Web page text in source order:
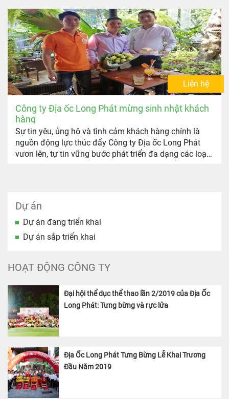
và kế hoạch phát triển dự án kinh doanh Quý II và III
năm 2019 với chủ đề “Đêm hội tụ – Kết nối sức mạnh”
được diễn ra tại CocoBay – Đà Nẵng, đánh dấu một
chặng đường phát triển và gặt hái nhiều thành công
của Long Phát.
Liên hệ
Công ty Địa ốc Long Phát mừng sinh nhật khách
hàng
Sự tin yêu, ủng hộ và tình cảm khách hàng chính là
nguồn động lực thúc đẩy Công ty Địa ốc Long Phát
vươn lên, tự tin vững bước phát triển đa dạng các loại
Dự án
Dự án đang triển khai
Dự án sắp triển khai
HOẠT ĐỘNG CÔNG TY
Đại hội thể dục thể thao lần 2/2019 của Địa Ốc
Long Phát: Tưng bừng và rực lửa
Địa Ốc Long Phát Tưng Bừng Lễ Khai Trương
Đầu Năm 2019